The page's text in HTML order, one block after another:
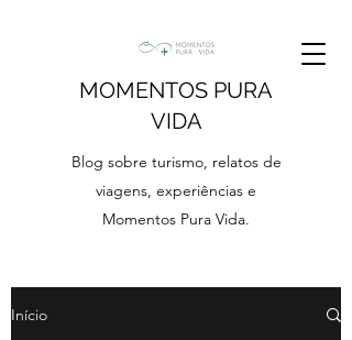
MOMENTOS PURA
VIDA
Blog sobre turismo, relatos de
viagens, experiências e
Momentos Pura Vida.
Início